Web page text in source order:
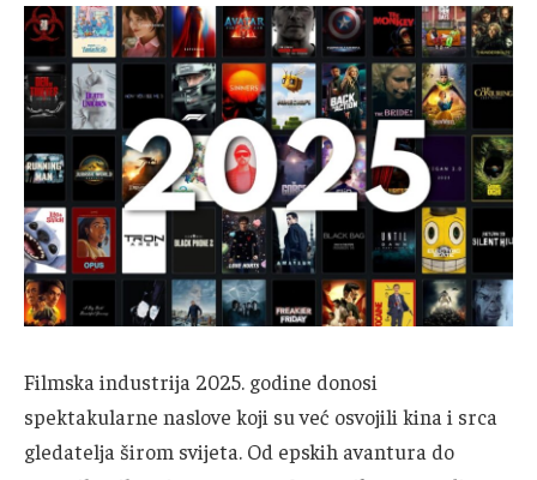
Filmska industrija 2025. godine donosi
spektakularne naslove koji su već osvojili kina i srca
gledatelja širom svijeta. Od epskih avantura do